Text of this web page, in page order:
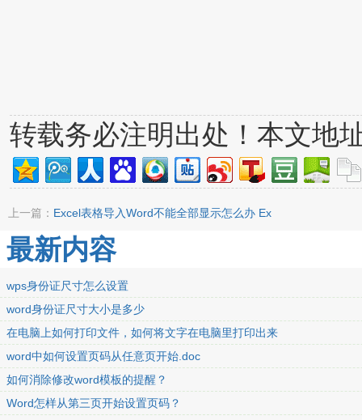
转载务必注明出处！本文地
上一篇： Excel表格导入Word不能全部显示怎么办 Ex
最新内容
wps身份证尺寸怎么设置
word身份证尺寸大小是多少
在电脑上如何打印文件，如何将文字在电脑里打印出来
word中如何设置页码从任意页开始.doc
如何消除修改word模板的提醒？
Word怎样从第三页开始设置页码？